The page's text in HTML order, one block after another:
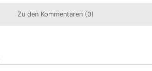
Zu den Kommentaren (0)